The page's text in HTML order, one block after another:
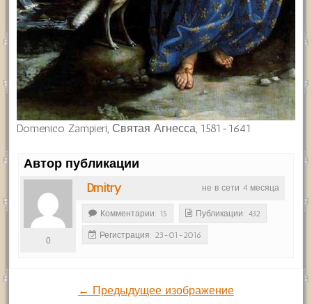
Domenico Zampieri, Святая Агнесса, 1581-1641
Автор публикации
не в сети 4 месяца
Dmitry
0
Комментарии: 15 Публикации: 432
Регистрация: 23-01-2016
← Предыдущее изображение